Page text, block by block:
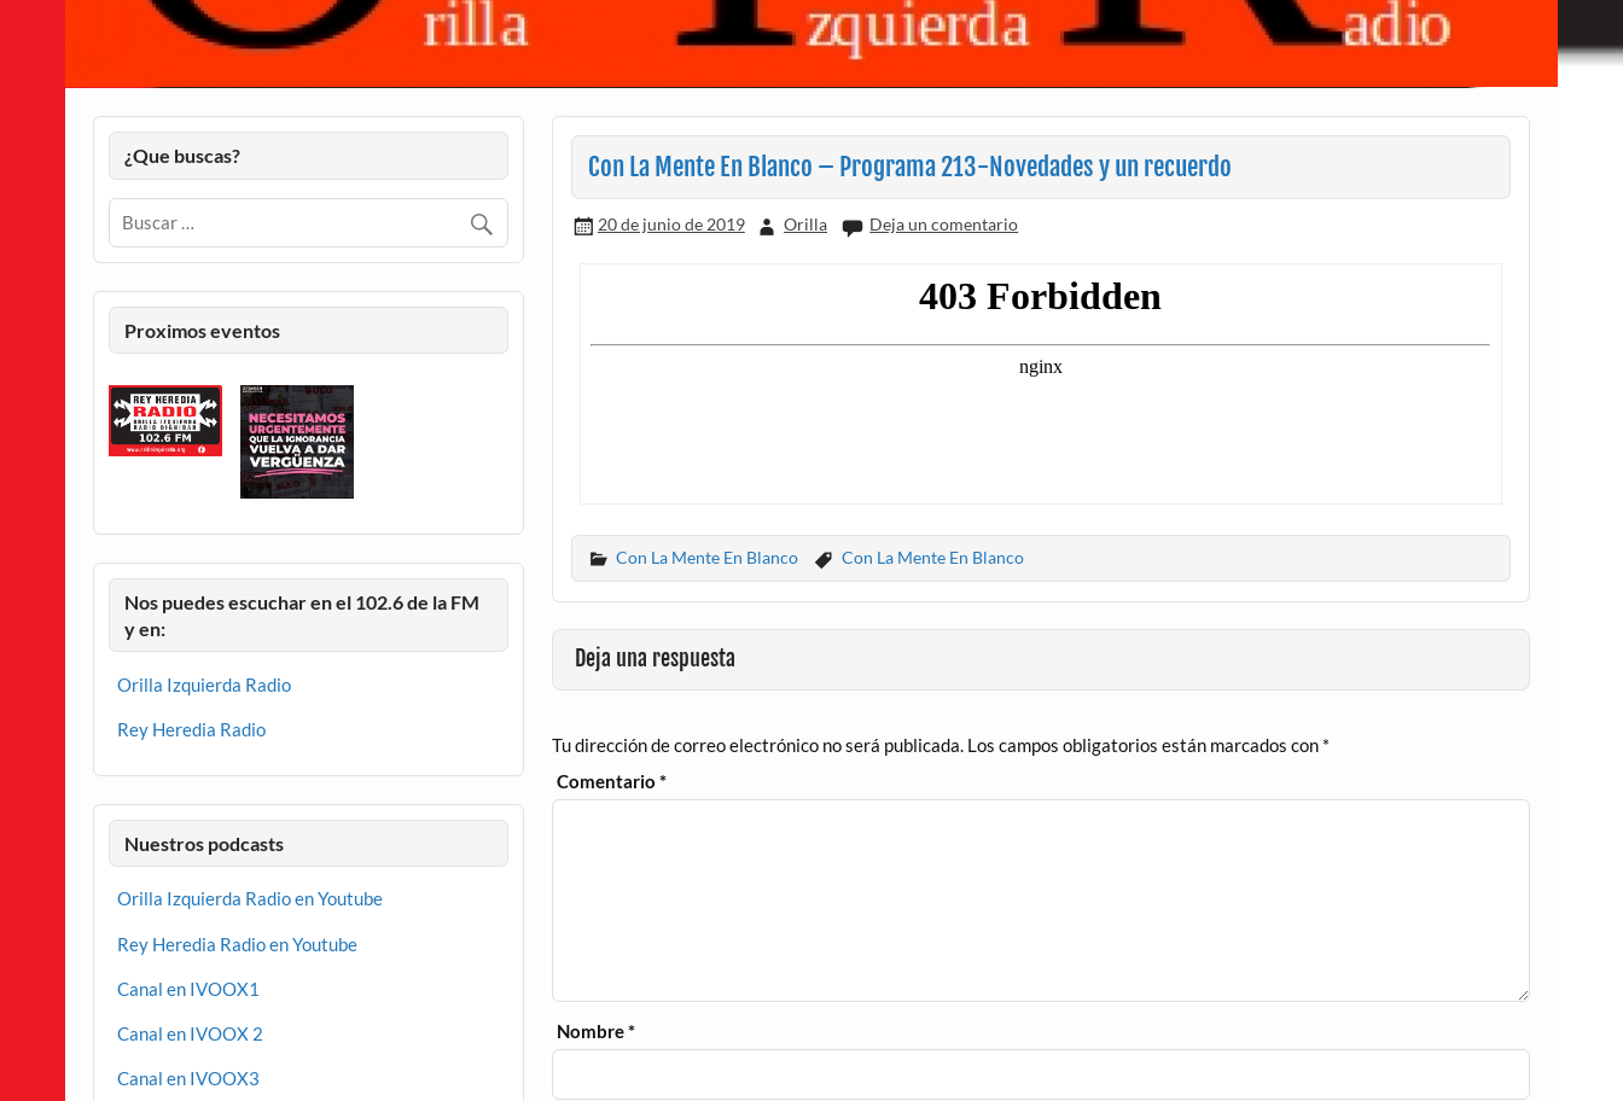
Con La Mente En Blanco – Programa 213-Novedades y un recuerdo
20 de junio de 2019 Orilla Deja un comentario
Con La Mente En Blanco Con La Mente En Blanco
Deja una respuesta
Tu dirección de correo electrónico no será publicada. Los campos obligatorios están marcados con *
Comentario*
Nombre*
¿Que buscas?
Proximos eventos
Nos puedes escuchar en el 102.6 de la FM
y en:
Orilla Izquierda Radio
Rey Heredia Radio
Nuestros podcasts
Orilla Izquierda Radio en Youtube
Rey Heredia Radio en Youtube
Canal en IVOOX1
Canal en IVOOX 2
Canal en IVOOX3